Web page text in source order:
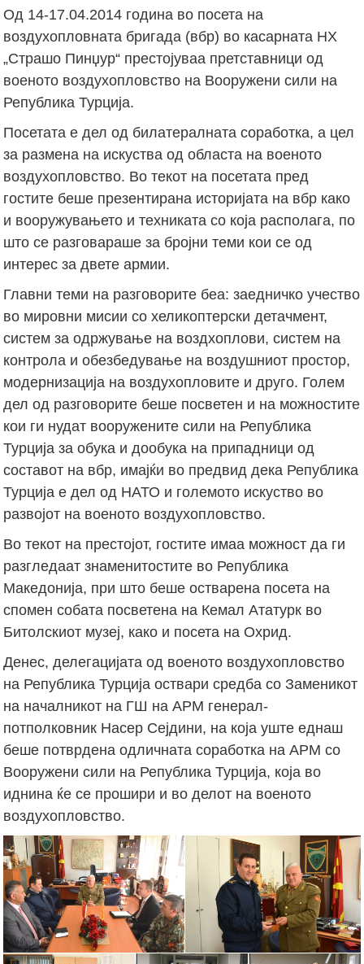
Од 14-17.04.2014 година во посета на
воздухопловната бригада (вбр) во касарната НХ
„Страшо Пинџур“ престојуваа претставници од
военото воздухопловство на Вооружени сили на
Република Турција.
Посетата е дел од билатералната соработка, а цел
за размена на искуства од областа на военото
воздухопловство. Во текот на посетата пред
гостите беше презентирана историјата на вбр како
и вооружувањето и техниката со која располага, по
што се разговараше за бројни теми кои се од
интерес за двете армии.
Главни теми на разговорите беа: заедничко учество
во мировни мисии со хеликоптерски детачмент,
систем за одржување на воздхоплови, систем на
контрола и обезбедување на воздушниот простор,
модернизација на воздухопловите и друго. Голем
дел од разговорите беше посветен и на можностите
кои ги нудат вооружените сили на Република
Турција за обука и дообука на припадници од
составот на вбр, имајќи во предвид дека Република
Турција е дел од НАТО и големото искуство во
развојот на военото воздухопловство.
Во текот на престојот, гостите имаа можност да ги
разгледаат знаменитостите во Република
Македонија, при што беше остварена посета на
спомен собата посветена на Кемал Ататурк во
Битолскиот музеј, како и посета на Охрид.
Денес, делегацијата од военото воздухопловство
на Република Турција оствари средба со Заменикот
на началникот на ГШ на АРМ генерал-
потполковник Насер Сејдини, на која уште еднаш
беше потврдена одличната соработка на АРМ со
Вооружени сили на Република Турција, која во
иднина ќе се прошири и во делот на военото
воздухопловство.